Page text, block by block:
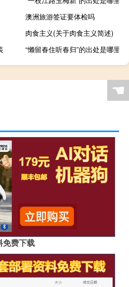
澳洲旅游签证要体检吗
肉食主义(关于肉食主义简述)
“懒留春住听春归”的出处是哪里
☚
免费下载